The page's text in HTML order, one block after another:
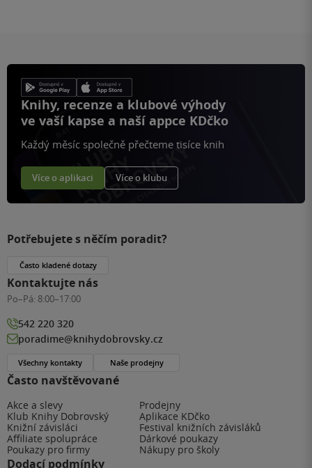
Knihy, recenze a klubové výhody
ve vaší kapse a naší appce KDčko
Každý měsíc společně přečteme tisíce knih
Více o aplikaci Více o klubu
Často navštěvované
Akce a slevy
Prodejny
Klub Knihy Dobrovský
Aplikace KDčko
Knižní závisláci
Festival knižních závisláků
Affiliate spolupráce
Dárkové poukazy
Poukazy pro firmy
Nákupy pro školy
Dodací podmínky
Potřebujete s něčím poradit?
Často kladené dotazy
Kontaktujte nás
Po–Pá: 8:00–17:00
542 220 320
poradime@knihydobrovsky.cz
Všechny kontakty Naše prodejny